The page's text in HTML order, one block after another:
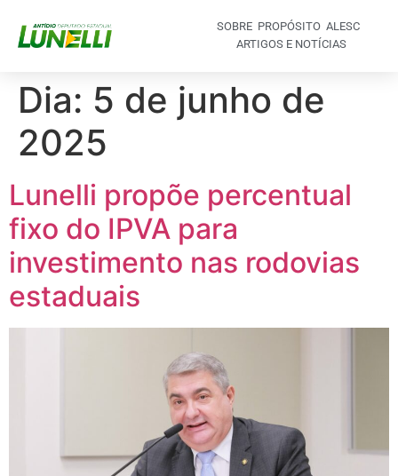
SOBRE PROPÓSITO ALESC
ARTIGOS E NOTÍCIAS
Dia: 5 de junho de
2025
Lunelli propõe percentual
fixo do IPVA para
investimento nas rodovias
estaduais